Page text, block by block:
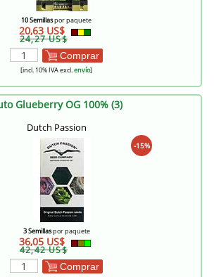
10 Semillaspor paquete
20,63 US$
24,27 US$
Comprar
[incl. 10% IVA excl.envío]
Glueberry OG 100% (3)
Dutch Passion
-15%
3 Semillaspor paquete
36,05 US$
42,42 US$
Comprar